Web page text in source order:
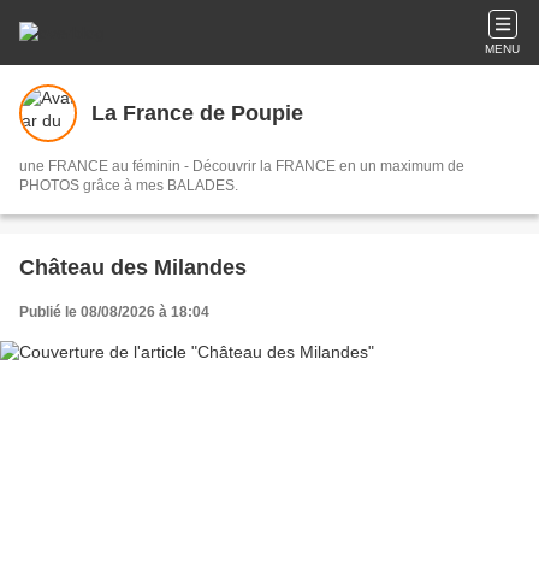
MENU
La France de Poupie
une FRANCE au féminin - Découvrir la FRANCE en un maximum de
PHOTOS grâce à mes BALADES.
Château des Milandes
Publié le 08/08/2026 à 18:04